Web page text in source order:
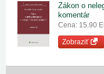
Zákon o
komentár
Cena: 15.90
Zobraziť